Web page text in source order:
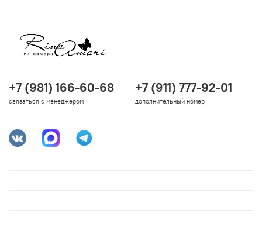
+7 (981) 166-60-68
связаться с менеджером
+7 (911) 777-92-01
дополнительный номер